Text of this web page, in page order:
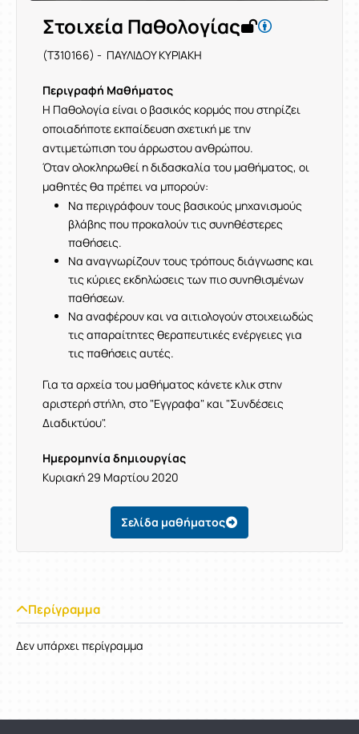
Στοιχεία Παθολογίας
(T310166) - ΠΑΥΛΙΔΟΥ ΚΥΡΙΑΚΗ
Περιγραφή Μαθήματος
Η Παθολογία είναι ο βασικός κορμός που στηρίζει
οποιαδήποτε εκπαίδευση σχετική με την
αντιμετώπιση του άρρωστου ανθρώπου.
Όταν ολοκληρωθεί η διδασκαλία του μαθήματος, οι
μαθητές θα πρέπει να μπορούν:
Να περιγράφουν τους βασικούς μηχανισμούς
βλάβης που προκαλούν τις συνηθέστερες
παθήσεις.
Να αναγνωρίζουν τους τρόπους διάγνωσης και
τις κύριες εκδηλώσεις των πιο συνηθισμένων
παθήσεων.
Να αναφέρουν και να αιτιολογούν στοιχειωδώς
τις απαραίτητες θεραπευτικές ενέργειες για
τις παθήσεις αυτές.
Για τα αρχεία του μαθήματος κάνετε κλικ στην
αριστερή στήλη, στο "Εγγραφα" και "Συνδέσεις
Διαδικτύου".
Ημερομηνία δημιουργίας
Κυριακή 29 Μαρτίου 2020
Σελίδα μαθήματος
Περίγραμμα
Δεν υπάρχει περίγραμμα